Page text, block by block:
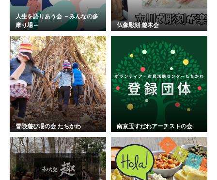
人生を語りあう会 ～みんなの多
摩り場～
仏像彫刻 遊木会
冒険遊び場の会 たちかわ 南京玉すだれアーチストの会